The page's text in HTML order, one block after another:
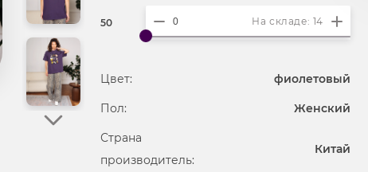
50 На складе: 14
Цвет: фиолетовый
Пол: Женский
Страна
производитель:
Китай